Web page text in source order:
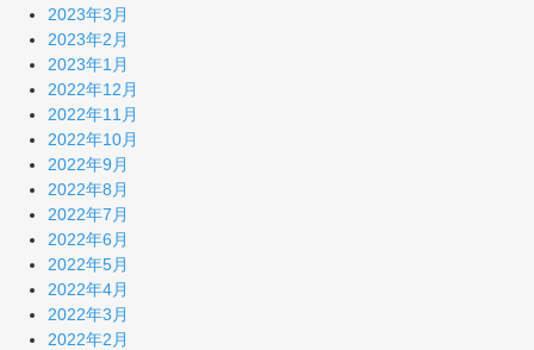
2023年3月
2023年2月
2023年1月
2022年12月
2022年11月
2022年10月
2022年9月
2022年8月
2022年7月
2022年6月
2022年5月
2022年4月
2022年3月
2022年2月